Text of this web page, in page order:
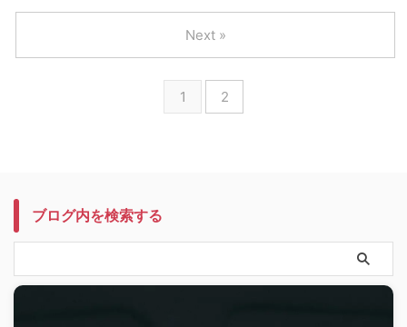
1 2
Next »
ブログ内を検索する